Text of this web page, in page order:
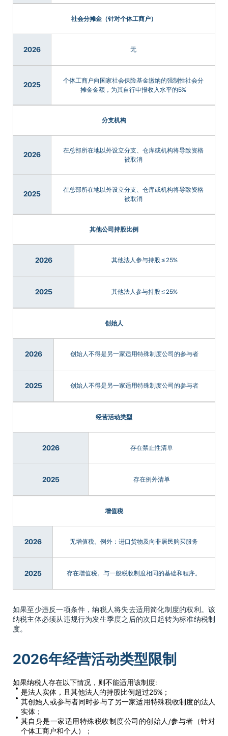
社会分摊金（针对个体工商户）
2026 无
2025
个体工商户向国家社会保险基金缴纳的强制性社会分
摊金金额，为其自行申报收入水平的5%
分支机构
2026
在总部所在地以外设立分支、仓库或机构将导致资格
被取消
2025
在总部所在地以外设立分支、仓库或机构将导致资格
被取消
其他公司持股比例
2026 其他法人参与持股 ≤ 25%
2025 其他法人参与持股 ≤ 25%
创始人
2026 创始人不得是另一家适用特殊制度公司的参与者
2025 创始人不得是另一家适用特殊制度公司的参与者
经营活动类型
2026 存在禁止性清单
2025 存在例外清单
增值税
2026 无增值税。例外：进口货物及向非居民购买服务
2025 存在增值税。与一般税收制度相同的基础和程序。
如果至少违反一项条件，纳税人将失去适用简化制度的权利。该
纳税主体必须从违规行为发生季度之后的次日起转为标准纳税制
度。
2026年经营活动类型限制
如果纳税人存在以下情况，则不能适用该制度:
是法人实体，且其他法人的持股比例超过25%；
其创始人或参与者同时参与了另一家适用特殊税收制度的法人
实体；
其自身是一家适用特殊税收制度公司的创始人/参与者（针对
个体工商户和个人）；